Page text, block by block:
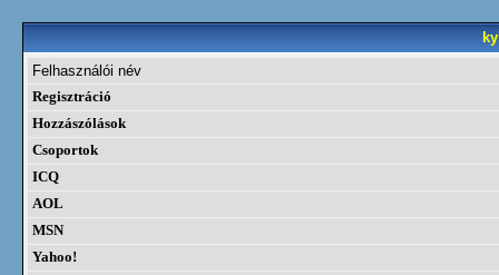
Felhasználói név
Regisztráció
Hozzászólások
Csoportok
ICQ
AOL
MSN
Yahoo!